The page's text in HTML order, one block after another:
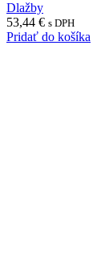
Dlažby
53,44 € s DPH
Pridať do košíka